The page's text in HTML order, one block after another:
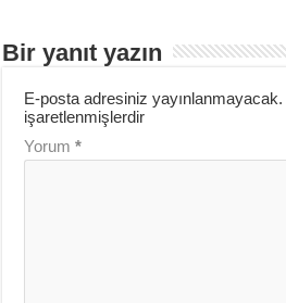
Bir yanıt yazın
E-posta adresiniz yayınlanmayacak.
işaretlenmişlerdir
Yorum*